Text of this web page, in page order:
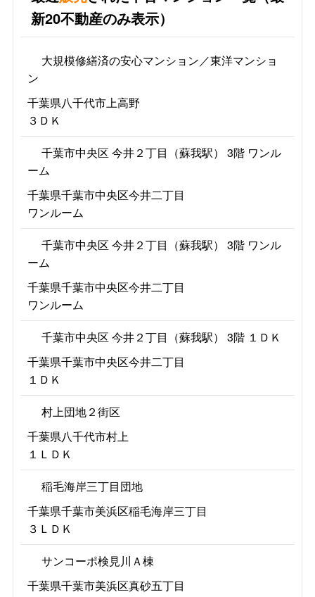
新20不動産のみ表示）
大規模修繕済の安心マンション／東洋マンショ
ン
千葉県八千代市上高野
３ＤＫ
千葉市中央区 今井２丁目（蘇我駅） 3階 ワンル
ーム
千葉県千葉市中央区今井二丁目
ワンルーム
千葉市中央区 今井２丁目（蘇我駅） 3階 ワンル
ーム
千葉県千葉市中央区今井二丁目
ワンルーム
千葉市中央区 今井２丁目（蘇我駅） 3階 １ＤＫ
千葉県千葉市中央区今井二丁目
１ＤＫ
村上団地２街区
千葉県八千代市村上
１ＬＤＫ
稲毛海岸三丁目団地
千葉県千葉市美浜区稲毛海岸三丁目
３ＬＤＫ
サンコーポ検見川Ａ棟
千葉県千葉市美浜区真砂五丁目